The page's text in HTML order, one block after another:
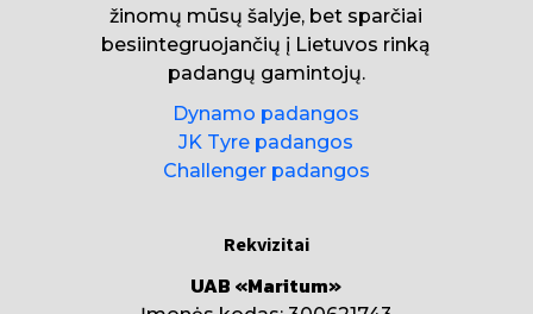
žinomų mūsų šalyje, bet sparčiai
besiintegruojančių į Lietuvos rinką
padangų gamintojų.
Dynamo padangos
JK Tyre padangos
Challenger padangos
Rekvizitai
UAB «Maritum»